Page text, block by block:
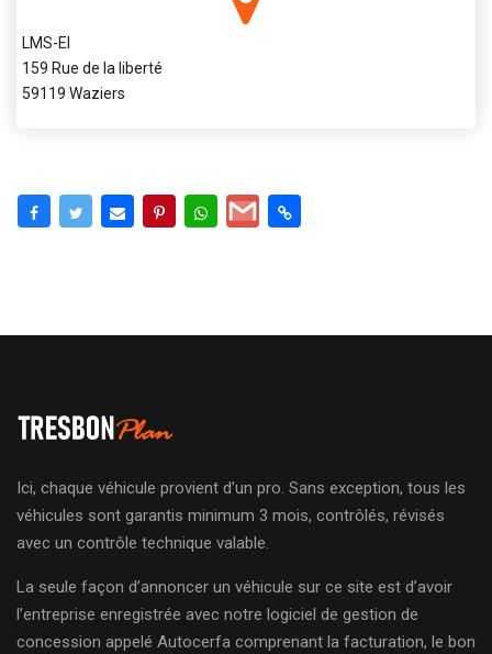
LMS-EI
159 Rue de la liberté
59119 Waziers
Ici, chaque véhicule provient d’un pro. Sans exception, tous les
véhicules sont garantis minimum 3 mois, contrôlés, révisés
avec un contrôle technique valable.
La seule façon d’annoncer un véhicule sur ce site est d’avoir
l’entreprise enregistrée avec notre logiciel de gestion de
concession appelé Autocerfa comprenant la facturation, le bon